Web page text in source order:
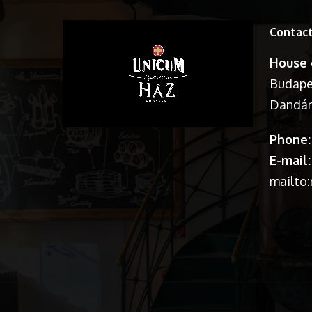
Contact
House
Dandár
Phone:
E-mail: